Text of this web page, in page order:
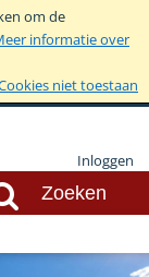
om de
informatie over
niet toestaan
Inloggen